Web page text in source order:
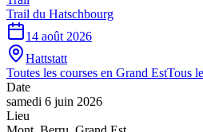
Trail du Hatschbourg
14 août 2026
Hattstatt
Toutes les courses en Grand EstTous
Date
samedi 6 juin 2026
Lieu